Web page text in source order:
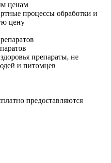
ценам
процессы обработки и
цену
препараты, не
и питомцев
предоставляются